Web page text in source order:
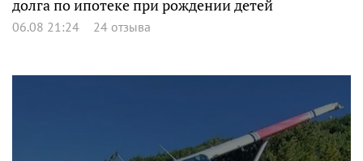
долга по ипотеке при рождении детей
06.08 21:24 24 отзыва